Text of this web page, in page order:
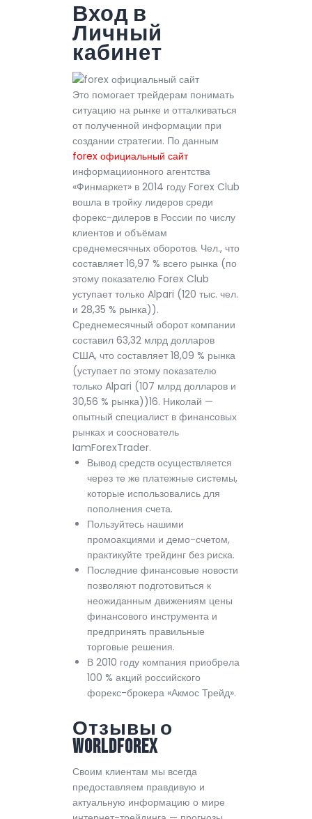
Вход в
Личный
кабинет
Это помогает трейдерам понимать
ситуацию на рынке и отталкиваться
от полученной информации при
создании стратегии. По данным
forex официальный сайт
информациионного агентства
«Финмаркет» в 2014 году Forex Club
вошла в тройку лидеров среди
форекс-дилеров в России по числу
клиентов и объёмам
среднемесячных оборотов. Чел., что
составляет 16,97 % всего рынка (по
этому показателю Forex Club
уступает только Alpari (120 тыс. чел.
и 28,35 % рынка)).
Среднемесячный оборот компании
составил 63,32 млрд долларов
США, что составляет 18,09 % рынка
(уступает по этому показателю
только Alpari (107 млрд долларов и
30,56 % рынка))16. Николай —
опытный специалист в финансовых
рынках и сооснователь
IamForexTrader.
Вывод средств осуществляется
через те же платежные системы,
которые использовались для
пополнения счета.
Пользуйтесь нашими
промоакциями и демо-счетом,
практикуйте трейдинг без риска.
Последние финансовые новости
позволяют подготовиться к
неожиданным движениям цены
финансового инструмента и
предпринять правильные
торговые решения.
В 2010 году компания приобрела
100 % акций российского
форекс-брокера «Акмос Трейд».
Отзывы о
WorldForex
Своим клиентам мы всегда
предоставляем правдивую и
актуальную информацию о мире